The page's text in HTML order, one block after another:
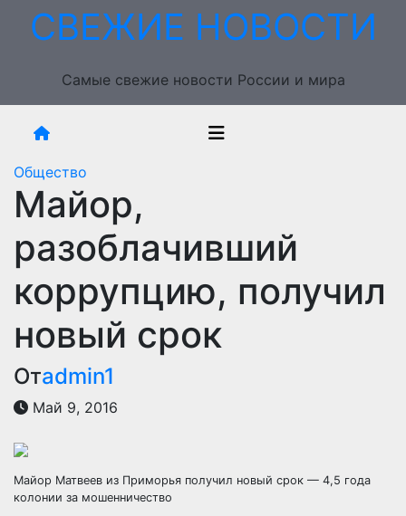
ПерейтиСВЕЖИЕ НОВОСТИ
Самые свежие новости России и мира
Общество
Майор,
разоблачивший
коррупцию, получил
новый срок
Отadmin1
Май 9, 2016
Майор Матвеев из Приморья получил новый срок — 4,5 года
колонии за мошенничество